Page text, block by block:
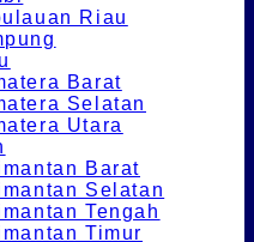
Riau
Barat
Selatan
Utara
Barat
Selatan
Tengah
Timur